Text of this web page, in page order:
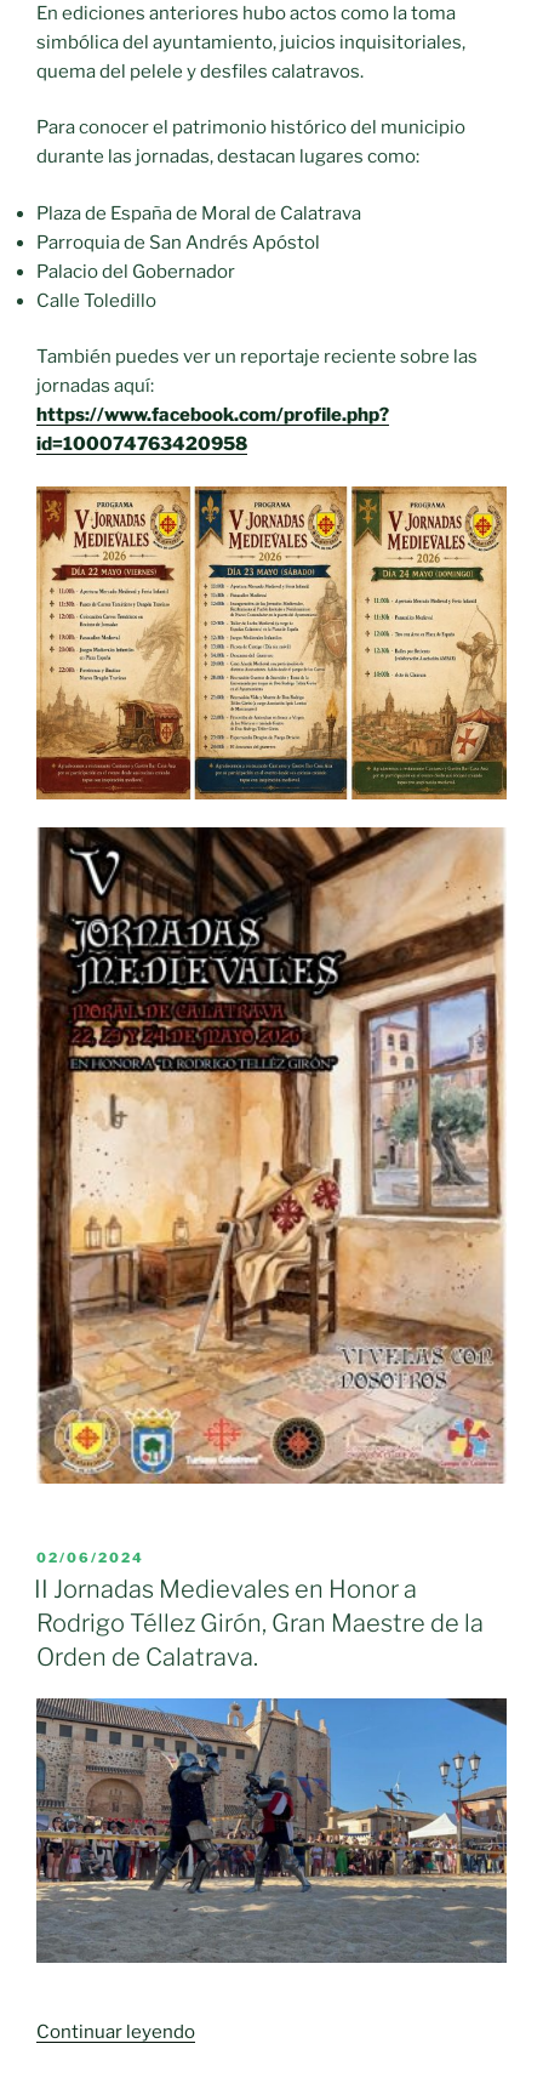
En ediciones anteriores hubo actos como la toma
simbólica del ayuntamiento, juicios inquisitoriales,
quema del pelele y desfiles calatravos.
Para conocer el patrimonio histórico del municipio
durante las jornadas, destacan lugares como:
Plaza de España de Moral de Calatrava
Parroquia de San Andrés Apóstol
Palacio del Gobernador
Calle Toledillo
También puedes ver un reportaje reciente sobre las
jornadas aquí:
https://www.facebook.com/profile.php?
id=100074763420958
PUBLICADO
EL
02/06/2024
II Jornadas Medievales en Honor a
Rodrigo Téllez Girón, Gran Maestre de la
Orden de Calatrava.
Continuar leyendo«II